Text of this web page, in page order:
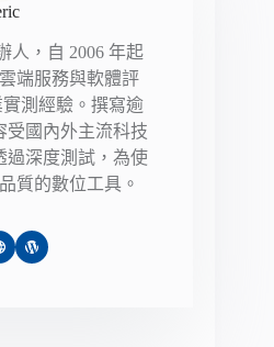
人，自 2006 年起
端服務與軟體評
測經驗。撰寫逾
受國內外主流科技
過深度測試，為使
質的數位工具。